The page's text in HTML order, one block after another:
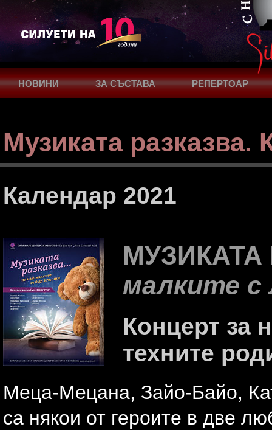
НОВИНИ ЗА СЪСТАВА РЕПЕРТОАР
Музиката разказва.
Календар 2021
МУЗИКАТА
малките с
Концерт за
техните
Меца-Мецана, Зайо-Байо,
са някои от героите в две